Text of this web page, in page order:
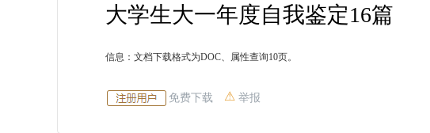
大学生大一年度自我鉴定16篇
信息：文档下载格式为DOC、属性查询10页。
免费下载 举报